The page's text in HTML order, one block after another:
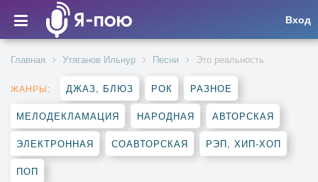
Вход
Главная Утяганов Ильнур Песни Это реальность
ЖАНРЫ: ДЖАЗ, БЛЮЗ РОК РАЗНОЕ
МЕЛОДЕКЛАМАЦИЯ НАРОДНАЯ АВТОРСКАЯ
ЭЛЕКТРОННАЯ СОАВТОРСКАЯ РЭП, ХИП-ХОП
ПОП